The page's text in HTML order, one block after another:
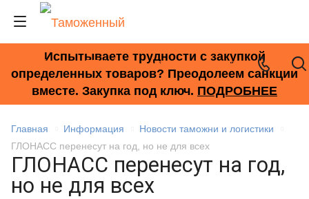
+7 (495) 278-33-33
Испытываете трудности с закупкой
определенных товаров? Преодолеем санкции
вместе. Закупка под ключ. ПОДРОБНЕЕ
Главная Информация
Новости таможни и логистики
ГЛОНАСС перенесут на год, но не для всех
ГЛОНАСС перенесут на год,
но не для всех